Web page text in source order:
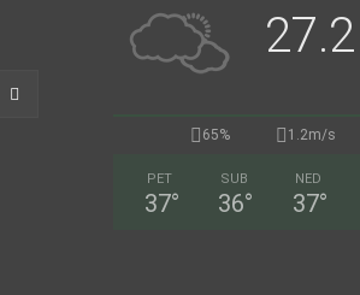
27.2
65% 1.2m/s
PET
37°
SUB
36°
NED
37°